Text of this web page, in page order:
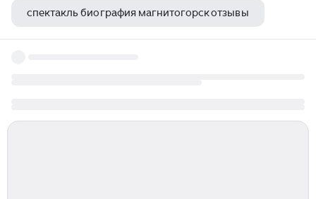
спектакль биография магнитогорск отзывы